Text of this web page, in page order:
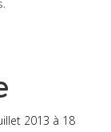
2013 à 18